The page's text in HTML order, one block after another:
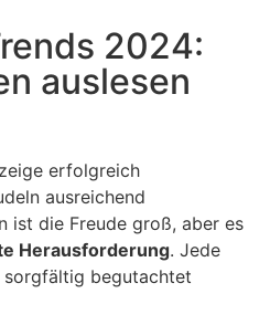
2024:
auslesen
erfolgreich
ausreichend
ist die Freude groß, aber es
Herausforderung. Jede
sorgfältig begutachtet